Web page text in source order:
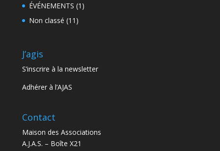
ÉVÉNEMENTS (1)
Non classé (11)
J’agis
S’inscrire à la newsletter
Adhérer à l’AJAS
Contact
Maison des Associations
A.J.A.S. – Boîte X21